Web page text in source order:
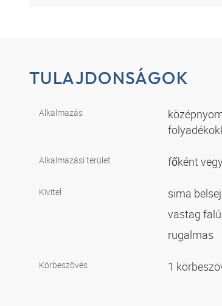
TULAJDONSÁGOK
Alkalmazás
Alkalmazási terület főként
Kivitel
sima
vastag falú
rugalmas
Körbeszövés 1